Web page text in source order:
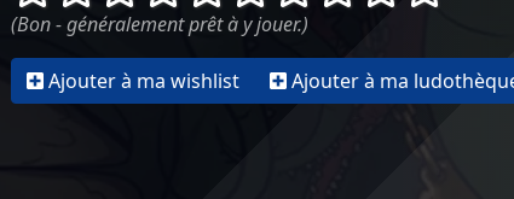
(Bon - généralement prêt à y jouer.)
Ajouter à ma wishlist Ajouter à ma